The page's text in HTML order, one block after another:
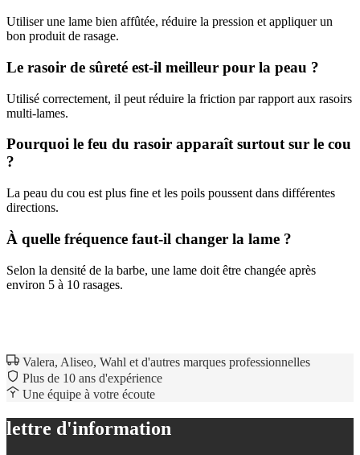
Utiliser une lame bien affûtée, réduire la pression et appliquer un
bon produit de rasage.
Le rasoir de sûreté est-il meilleur pour la peau ?
Utilisé correctement, il peut réduire la friction par rapport aux rasoirs
multi-lames.
Pourquoi le feu du rasoir apparaît surtout sur le cou
?
La peau du cou est plus fine et les poils poussent dans différentes
directions.
À quelle fréquence faut-il changer la lame ?
Selon la densité de la barbe, une lame doit être changée après
environ 5 à 10 rasages.
Valera, Aliseo, Wahl et d'autres marques professionnelles
Plus de 10 ans d'expérience
Une équipe à votre écoute
lettre d'information